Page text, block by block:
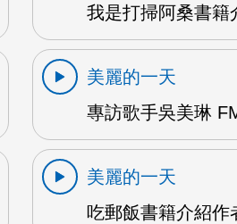
我是打掃阿桑書籍
美麗的一天
專訪歌手吳美琳
美麗的一天
吃郵飯書籍介紹作